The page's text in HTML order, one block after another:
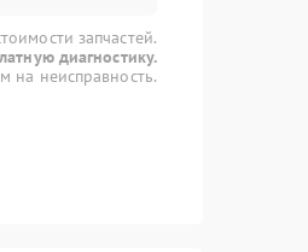
запчастей.
диагностику.
на неисправность.